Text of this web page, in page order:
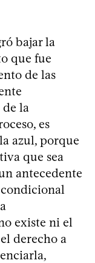
bajar la
que fue
de las
la
es
azul, porque
que sea
antecedente
existe ni el
derecho a